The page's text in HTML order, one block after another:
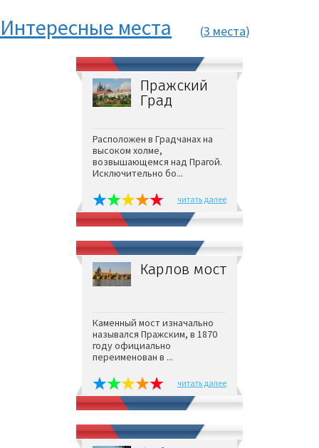
Интересные места (3 места)
Пражский
Град
Расположен в Градчанах на
высоком холме,
возвышающемся над Прагой.
Исключительно бо...
читать далее
Карлов мост
Каменный мост изначально
назывался Пражским, в 1870
году официально
переименован в ...
читать далее